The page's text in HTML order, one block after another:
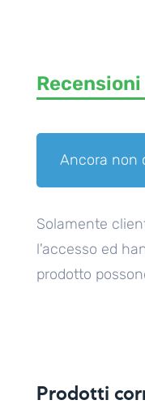
Recensioni
Ancora non
Solamente
l'accesso ed
prodotto
Prodotti